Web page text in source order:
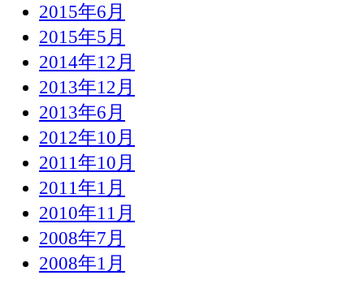
2015年6月
2015年5月
2014年12月
2013年12月
2013年6月
2012年10月
2011年10月
2011年1月
2010年11月
2008年7月
2008年1月